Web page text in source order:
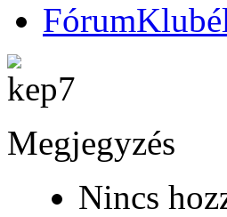
Fórum
Megjegyzés
Nincs